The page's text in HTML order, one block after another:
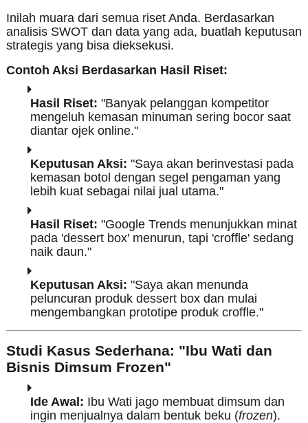
Inilah muara dari semua riset Anda. Berdasarkan
analisis SWOT dan data yang ada, buatlah keputusan
strategis yang bisa dieksekusi.
Contoh Aksi Berdasarkan Hasil Riset:
Hasil Riset: "Banyak pelanggan kompetitor
mengeluh kemasan minuman sering bocor saat
diantar ojek online."
Keputusan Aksi: "Saya akan berinvestasi pada
kemasan botol dengan segel pengaman yang
lebih kuat sebagai nilai jual utama."
Hasil Riset: "Google Trends menunjukkan minat
pada 'dessert box' menurun, tapi 'croffle' sedang
naik daun."
Keputusan Aksi: "Saya akan menunda
peluncuran produk dessert box dan mulai
mengembangkan prototipe produk croffle."
Studi Kasus Sederhana: "Ibu Wati dan
Bisnis Dimsum Frozen"
Ide Awal: Ibu Wati jago membuat dimsum dan
ingin menjualnya dalam bentuk beku (frozen).